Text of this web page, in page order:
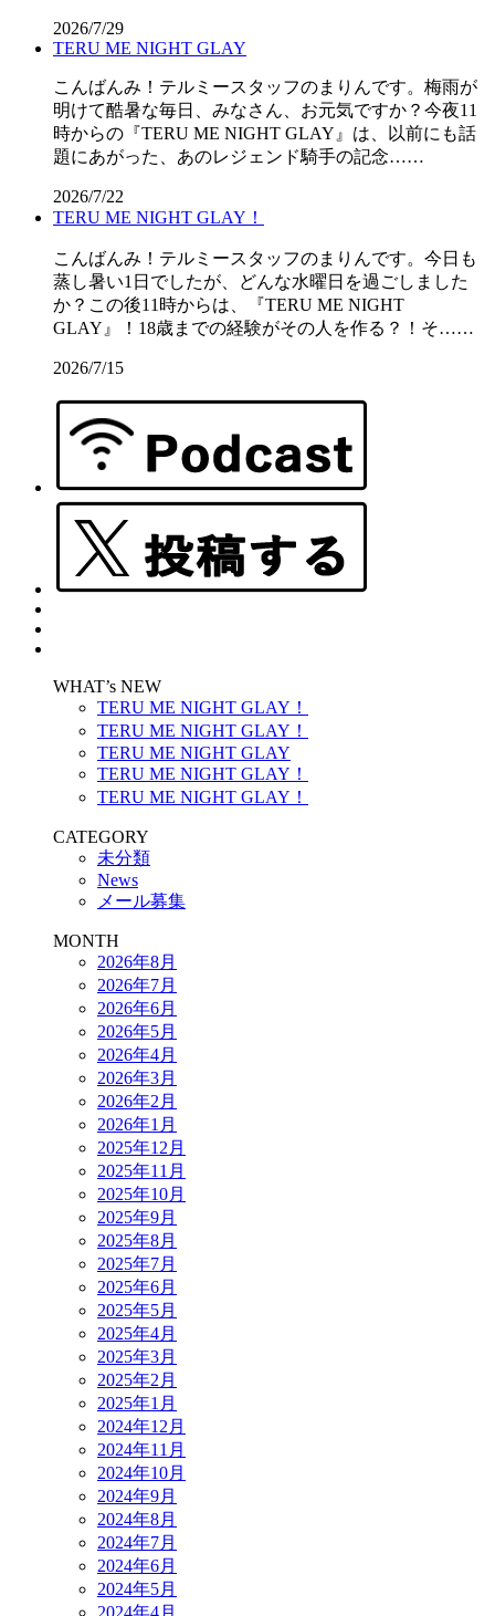
2026/7/29
TERU ME NIGHT GLAY
こんばんみ！テルミースタッフのまりんです。梅雨が
明けて酷暑な毎日、みなさん、お元気ですか？今夜11
時からの『TERU ME NIGHT GLAY』は、以前にも話
題にあがった、あのレジェンド騎手の記念……
2026/7/22
TERU ME NIGHT GLAY！
こんばんみ！テルミースタッフのまりんです。今日も
蒸し暑い1日でしたが、どんな水曜日を過ごしました
か？この後11時からは、『TERU ME NIGHT
GLAY』！18歳までの経験がその人を作る？！そ……
2026/7/15
WHAT’s NEW
TERU ME NIGHT GLAY！
TERU ME NIGHT GLAY！
TERU ME NIGHT GLAY
TERU ME NIGHT GLAY！
TERU ME NIGHT GLAY！
CATEGORY
未分類
News
メール募集
MONTH
2026年8月
2026年7月
2026年6月
2026年5月
2026年4月
2026年3月
2026年2月
2026年1月
2025年12月
2025年11月
2025年10月
2025年9月
2025年8月
2025年7月
2025年6月
2025年5月
2025年4月
2025年3月
2025年2月
2025年1月
2024年12月
2024年11月
2024年10月
2024年9月
2024年8月
2024年7月
2024年6月
2024年5月